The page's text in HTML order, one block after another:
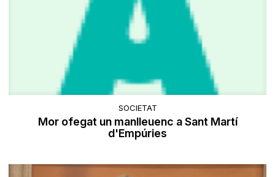
SOCIETAT
Mor ofegat un manlleuenc a Sant Martí
d'Empúries